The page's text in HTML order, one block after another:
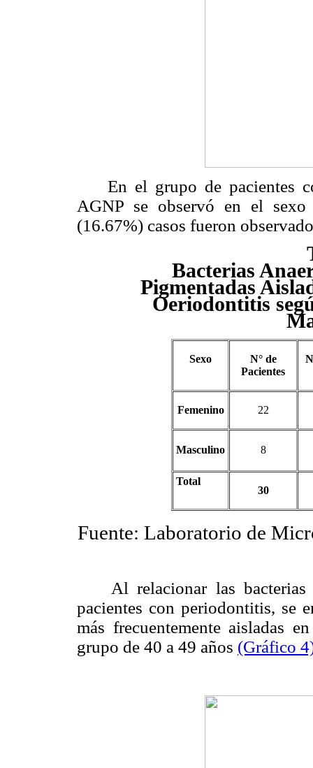
En el grupo de pacientes
AGNP se observó en el
(16.67%) casos fueron
Bacterias
Pigmentadas
Oeriodontitis
Sexo
N° de
Pacientes
Femenino 22
Masculino 8
Total
30
Fuente: Laboratorio de
Al relacionar las bacterias
pacientes con periodontitis, se
más frecuentemente aisladas
grupo de 40 a 49 años (Gráfico